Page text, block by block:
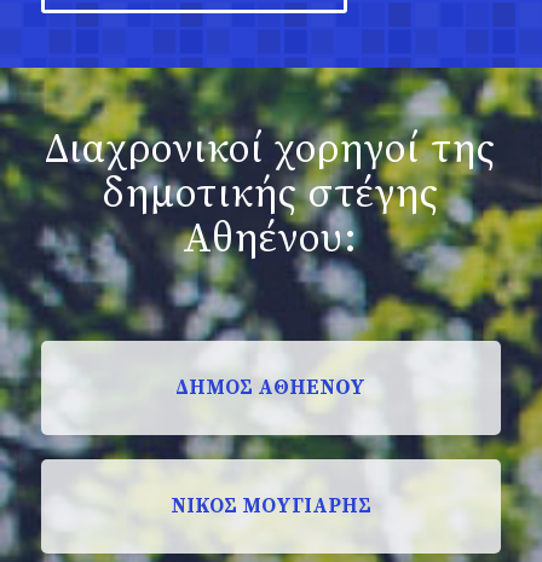
Διαχρονικοί χορηγοί της
δημοτικής στέγης
Αθηένου:
ΔΗΜΟΣ ΑΘΗΕNOΥ
ΝΙΚΟΣ ΜΟΥΓΙΑΡΗΣ